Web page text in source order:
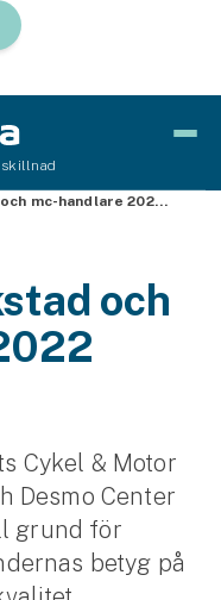
skillnad
Årets mc-verkstad och mc-handlare 2022 utnämnda!
och
Cykel & Motor
Desmo Center
grund för
betyg på